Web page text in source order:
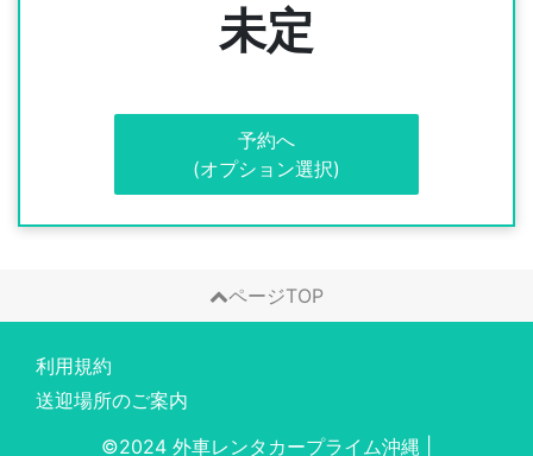
未定
予約へ
(オプション選択)
ページTOP
利用規約
送迎場所のご案内
©2024 外車レンタカープライム沖縄